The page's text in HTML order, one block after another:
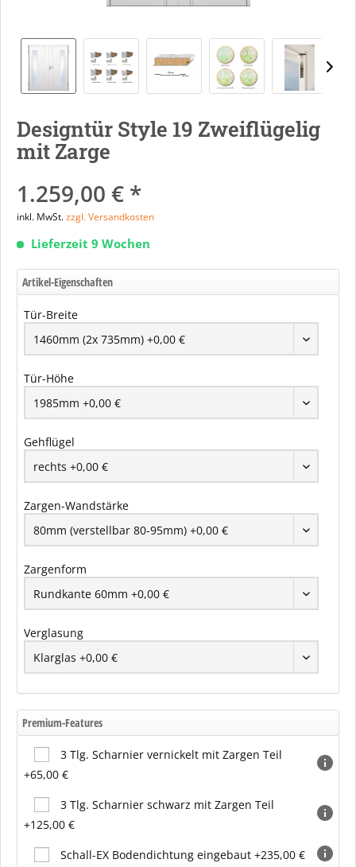
Designtür Style 19 Zweiflügelig
mit Zarge
1.259,00 € *
inkl. MwSt.zzgl. Versandkosten
Lieferzeit 9 Wochen
Artikel-Eigenschaften
Tür-Breite
Tür-Höhe
Gehflügel
Zargen-Wandstärke
Zargenform
Verglasung
Premium-Features
3 Tlg. Scharnier vernickelt mit Zargen Teil
+65,00 €
3 Tlg. Scharnier schwarz mit Zargen Teil
+125,00 €
Schall-EX Bodendichtung eingebaut +235,00 €